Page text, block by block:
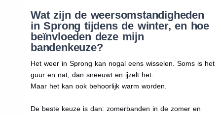
Wat zijn de weersomstandigheden
in Sprong tijdens de winter, en hoe
beïnvloeden deze mijn
bandenkeuze?
Het weer in Sprong kan nogal eens wisselen. Soms is het
guur en nat, dan sneeuwt en ijzelt het.
Maar het kan ook behoorlijk warm worden.
De beste keuze is dan: zomerbanden in de zomer en